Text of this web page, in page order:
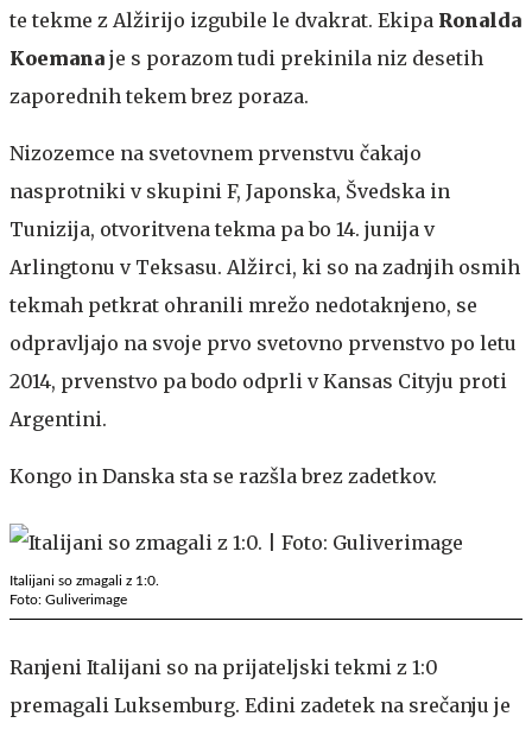
te tekme z Alžirijo izgubile le dvakrat. Ekipa Ronalda
Koemana je s porazom tudi prekinila niz desetih
zaporednih tekem brez poraza.
Nizozemce na svetovnem prvenstvu čakajo
nasprotniki v skupini F, Japonska, Švedska in
Tunizija, otvoritvena tekma pa bo 14. junija v
Arlingtonu v Teksasu. Alžirci, ki so na zadnjih osmih
tekmah petkrat ohranili mrežo nedotaknjeno, se
odpravljajo na svoje prvo svetovno prvenstvo po letu
2014, prvenstvo pa bodo odprli v Kansas Cityju proti
Argentini.
Kongo in Danska sta se razšla brez zadetkov.
Italijani so zmagali z 1:0.
Foto: Guliverimage
Ranjeni Italijani so na prijateljski tekmi z 1:0
premagali Luksemburg. Edini zadetek na srečanju je